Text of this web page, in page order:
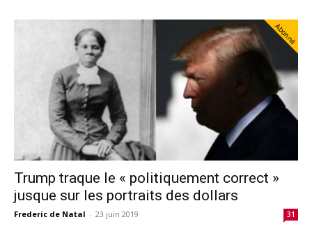
Abonné
Trump traque le « politiquement correct »
jusque sur les portraits des dollars
Frederic de Natal - 23 juin 2019 31